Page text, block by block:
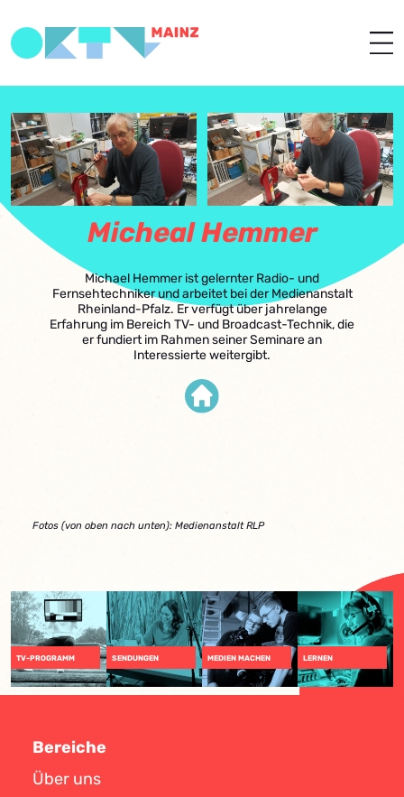
Micheal Hemmer
Michael Hemmer ist gelernter Radio- und
Fernsehtechniker und arbeitet bei der Medienanstalt
Rheinland-Pfalz. Er verfügt über jahrelange
Erfahrung im Bereich TV- und Broadcast-Technik, die
er fundiert im Rahmen seiner Seminare an
Interessierte weitergibt.
Fotos (von oben nach unten): Medienanstalt RLP
TV-PROGRAMM SENDUNGEN MEDIEN MACHEN LERNEN
Bereiche
Über uns